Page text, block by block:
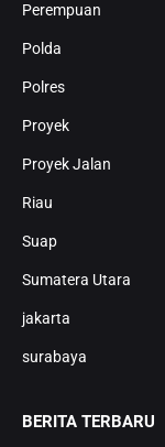
Perempuan
Polda
Polres
Proyek
Proyek Jalan
Riau
Suap
Sumatera Utara
jakarta
surabaya
BERITA TERBARU